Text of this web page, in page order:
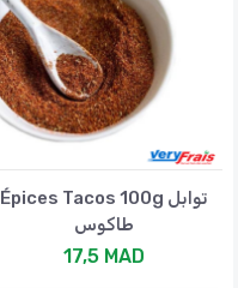
Épices Tacos 100g توابل
طاكوس
17,5 MAD